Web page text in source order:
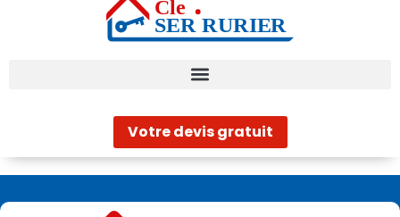
Votre devis gratuit